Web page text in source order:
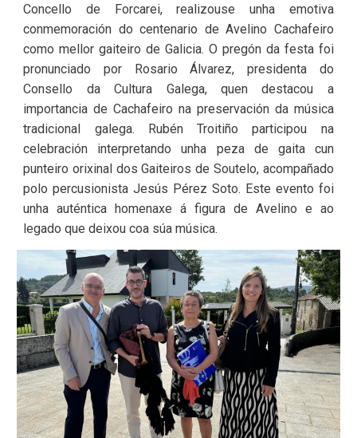
Concello de Forcarei, realizouse unha emotiva
conmemoración do centenario de Avelino Cachafeiro
como mellor gaiteiro de Galicia. O pregón da festa foi
pronunciado por Rosario Álvarez, presidenta do
Consello da Cultura Galega, quen destacou a
importancia de Cachafeiro na preservación da música
tradicional galega. Rubén Troitiño participou na
celebración interpretando unha peza de gaita cun
punteiro orixinal dos Gaiteiros de Soutelo, acompañado
polo percusionista Jesús Pérez Soto. Este evento foi
unha auténtica homenaxe á figura de Avelino e ao
legado que deixou coa súa música.